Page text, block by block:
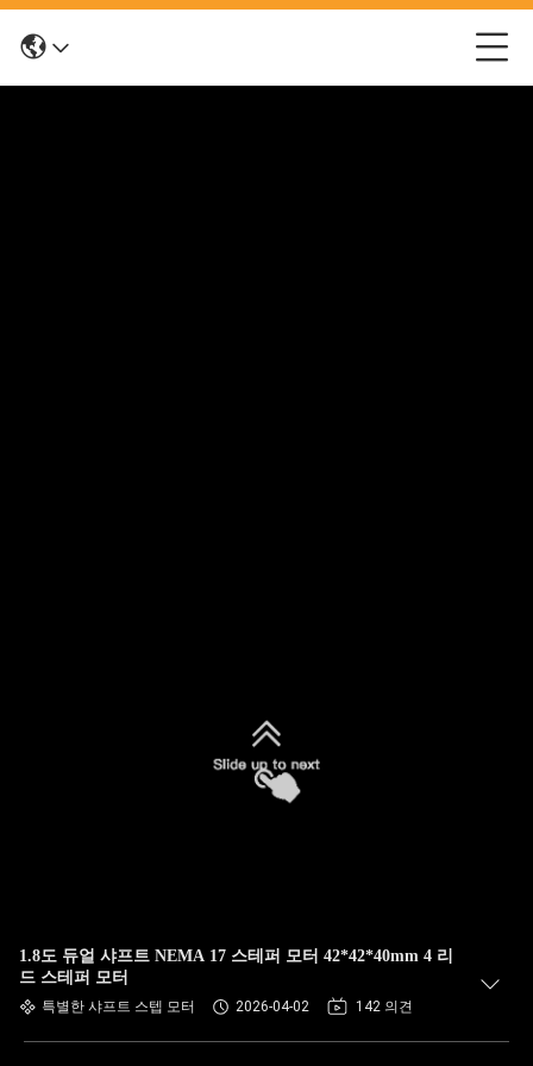
1.8도 듀얼 샤프트 NEMA 17 스테퍼 모터 42*42*40mm 4 리
드 스테퍼 모터
특별한 샤프트 스텝 모터 2026-04-02 142 의견